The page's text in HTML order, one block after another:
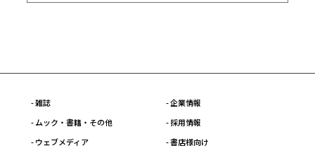
- 雑誌
- ムック・書籍・その他
- ウェブメディア
- 企業情報
- 採用情報
- 書店様向け